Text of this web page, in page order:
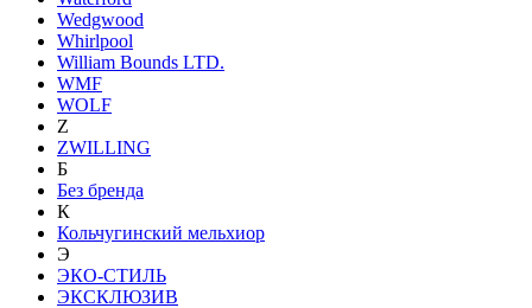
Wedgwood
Whirlpool
William Bounds LTD.
WMF
WOLF
Z
ZWILLING
Б
Без бренда
К
Кольчугинский мельхиор
Э
ЭКО-СТИЛЬ
ЭКСКЛЮЗИВ